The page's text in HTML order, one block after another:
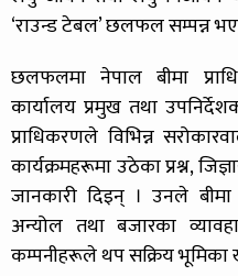
‘राउन्ड टेबल’ छलफल सम्पन्न
छलफलमा नेपाल बीमा
कार्यालय प्रमुख तथा
प्राधिकरणले विभिन्न
कार्यक्रमहरूमा उठेका प्रश्न,
जानकारी दिइन् । उनले बीमा
अन्योल तथा बजारका
कम्पनीहरूले थप सक्रिय